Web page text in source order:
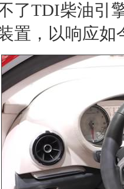
了TDI柴油引
置，以响应如